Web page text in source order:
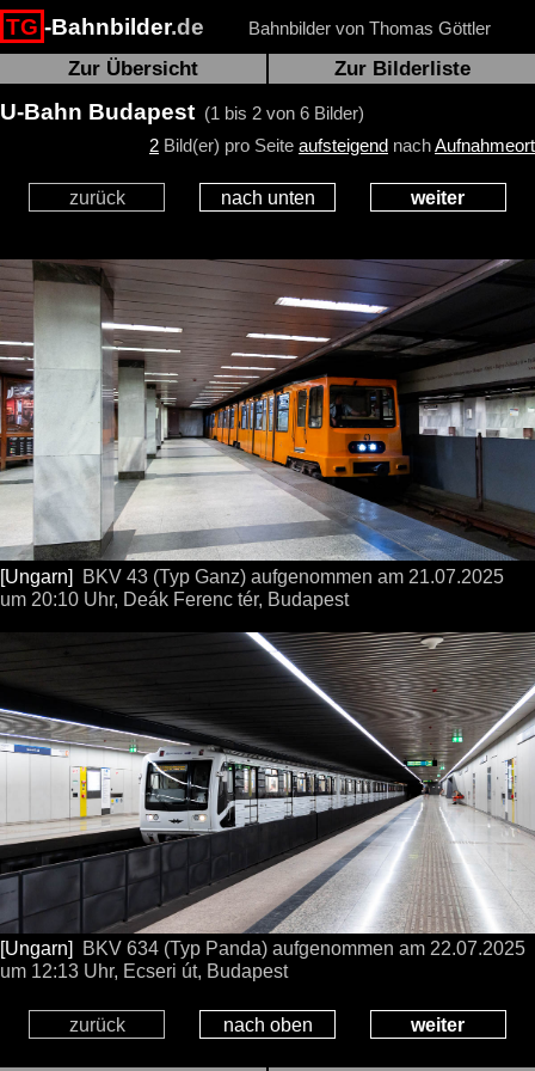
TG -Bahnbilder.de Bahnbilder von Thomas Göttler
Zur Übersicht Zur Bilderliste
U-Bahn Budapest (1 bis 2 von 6 Bilder)
2 Bild(er) pro Seite aufsteigend nachAufnahmeort
zurück nach unten weiter
[Ungarn] BKV 43 (Typ Ganz) aufgenommen am 21.07.2025
um 20:10 Uhr, Deák Ferenc tér, Budapest
[Ungarn] BKV 634 (Typ Panda) aufgenommen am 22.07.2025
um 12:13 Uhr, Ecseri út, Budapest
zurück nach oben weiter